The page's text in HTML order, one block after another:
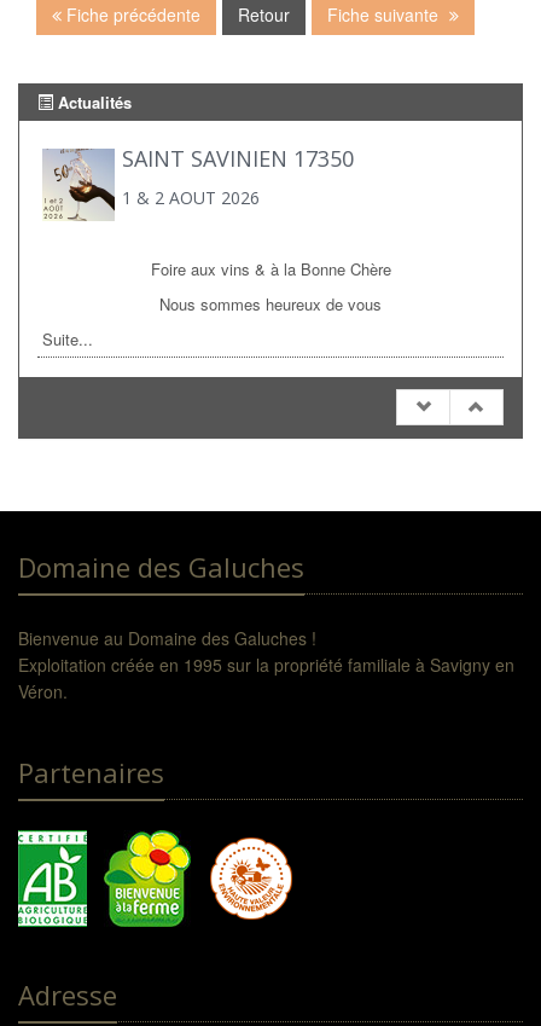
Fiche précédente Retour Fiche suivante
Actualités
SAINT SAVINIEN 17350
1 & 2 AOUT 2026
Foire aux vins & à la Bonne Chère
Nous sommes heureux de vous
Suite...
Domaine des Galuches
Bienvenue au Domaine des Galuches !
Exploitation créée en 1995 sur la propriété familiale à Savigny en
Véron.
Partenaires
Adresse